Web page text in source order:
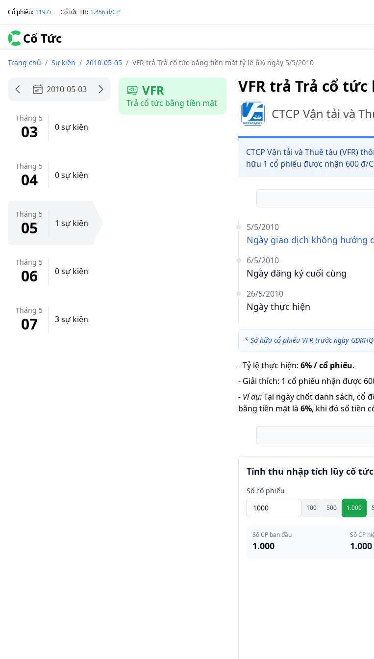
Cổ phiếu: 1197+ Cổ tức TB: 1.456 đ/CP
Cổ Tức
Trang chủ / Sự kiện / 2010-05-05 / VFR trả Trả cổ tức bằng tiền mặt tỷ lệ 6% ngày 5/5/2010
2010-05-03
Tháng 5
03 0 sự kiện
Tháng 5
04 0 sự kiện
Tháng 5
05 1 sự kiện
Tháng 5
06 0 sự kiện
Tháng 5
07 3 sự kiện
VFR
Trả cổ tức bằng tiền mặt
VFR trả Trả cổ
CTCP Vận tải và
CTCP Vận tải và Thuê tàu (VFR)
hữu 1 cổ phiếu được nhận 600 đ/
5/5/2010
Ngày giao dịch không hưởng
6/5/2010
Ngày đăng ký cuối cùng
26/5/2010
Ngày thực hiện
* Sở hữu cổ phiếu VFR trước ngày
-Tỷ lệ thực hiện: 6% / cổ phiếu.
- Giải thích: 1 cổ phiếu nhận được
- Ví dụ:Tại ngày chốt danh sách, cổ
bằng tiền mặt là 6%, khi đó số tiền
Tính thu nhập tích lũy cổ tức
Số cổ phiếu
100 500 1.000
Số CP ban đầu
1.000
Số CP
1.000